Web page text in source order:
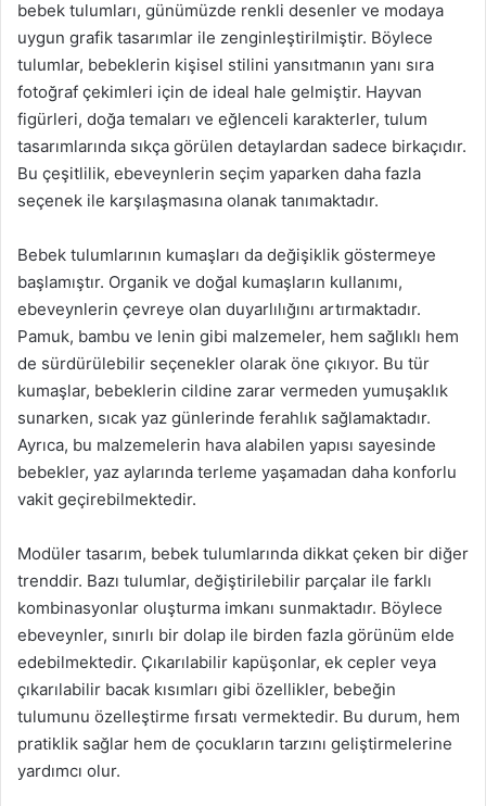
bebek tulumları, günümüzde renkli desenler ve modaya
uygun grafik tasarımlar ile zenginleştirilmiştir. Böylece
tulumlar, bebeklerin kişisel stilini yansıtmanın yanı sıra
fotoğraf çekimleri için de ideal hale gelmiştir. Hayvan
figürleri, doğa temaları ve eğlenceli karakterler, tulum
tasarımlarında sıkça görülen detaylardan sadece birkaçıdır.
Bu çeşitlilik, ebeveynlerin seçim yaparken daha fazla
seçenek ile karşılaşmasına olanak tanımaktadır.
Bebek tulumlarının kumaşları da değişiklik göstermeye
başlamıştır. Organik ve doğal kumaşların kullanımı,
ebeveynlerin çevreye olan duyarlılığını artırmaktadır.
Pamuk, bambu ve lenin gibi malzemeler, hem sağlıklı hem
de sürdürülebilir seçenekler olarak öne çıkıyor. Bu tür
kumaşlar, bebeklerin cildine zarar vermeden yumuşaklık
sunarken, sıcak yaz günlerinde ferahlık sağlamaktadır.
Ayrıca, bu malzemelerin hava alabilen yapısı sayesinde
bebekler, yaz aylarında terleme yaşamadan daha konforlu
vakit geçirebilmektedir.
Modüler tasarım, bebek tulumlarında dikkat çeken bir diğer
trenddir. Bazı tulumlar, değiştirilebilir parçalar ile farklı
kombinasyonlar oluşturma imkanı sunmaktadır. Böylece
ebeveynler, sınırlı bir dolap ile birden fazla görünüm elde
edebilmektedir. Çıkarılabilir kapüşonlar, ek cepler veya
çıkarılabilir bacak kısımları gibi özellikler, bebeğin
tulumunu özelleştirme fırsatı vermektedir. Bu durum, hem
pratiklik sağlar hem de çocukların tarzını geliştirmelerine
yardımcı olur.